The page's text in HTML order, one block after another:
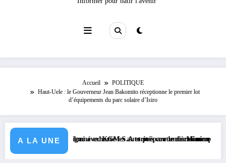
Accueil
POLITIQUE
Haut-Uele : le Gouverneur Jean Bakomito réceptionne le premier lot
d’équipements du parc solaire d’Isiro
A LA UNE
signé avec KGM S.A et prépare le deuxième quinquennat
Dieudonné exhorte les autorités coutumières au recensement et à
Mission sécuritaire et